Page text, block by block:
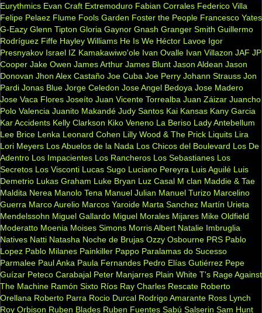
Eurythmics Evan Craft Extremoduro Fabian Corrales Federico Villa
Felipe Pelaez Flume Fools Garden Foster the People Francesco Yates
G-Eazy Glenn Tipton Gloria Gaynor Gnash Granger Smith Guillermo
Rodríguez Fiffe Hayley Williams He Is We Héctor Lavoe Igor
Presnyakov Israel IZ Kamakawiwo'ole Ivan Ovalle Ivan Villazon JAF JP
Cooper Jake Owen James Arthur James Blunt Jason Aldean Jason
Donovan Jhon Alex Castaño Joe Cuba Joe Perry Johann Strauss Jon
Pardi Jonas Blue Jorge Celedon Jose Angel Bedoya Jose Madero
Jose Vaca Flores Joseíto Juan Vicente Torrealba Juan Záizar Juancho
Polo Valencia Juanito Makandé Judy Santos Kai Kansas Kany Garcia
Kar Accidents Kelly Clarkson Kiko Veneno La Beriso Lady Antebellum
Lee Brice Lenka Leonard Cohen Lilly Wood & The Prick Liquits Lira
Lori Meyers Los Abuelos de la Nada Los Chicos del Boulevard Los De
Adentro Los Impacientes Los Rancheros Los Sebastianes Los
Secretos Los Visconti Lucas Sugo Luciano Pereyra Luis Aguilé Luis
Demetrio Lukas Graham Luke Bryan Luz Casal M clan Maddie & Tae
Maldita Nerea Manolo Tena Manuel Julian Manuel Turizo Marcelino
Guerra Marco Aurelio Marcos Yaroide Marta Sanchez Martín Urieta
Mendelssohn Miguel Gallardo Miguel Morales Mijares Mike Oldfield
Moderatto Moenia Moises Simons Morris Albert Natalie Imbruglia
Natives Natti Natasha Noche de Brujas Ozzy Osbourne PRS Pablo
Lopez Pablo Milanes Painkiller Pappo Paralamas do Sucesso
Parmalee Paul Anka Paula Fernandes Pedro Elías Gutiérrez Pepe
Guízar Peteco Carabajal Peter Manjarres Plain White T's Rage Against
The Machine Ramón Sixto Ríos Ray Charles Rescate Roberto
Orellana Roberto Parra Rocio Durcal Rodrigo Amarante Ross Lynch
Roy Orbison Ruben Blades Ruben Fuentes Sabú Salserin Sam Hunt